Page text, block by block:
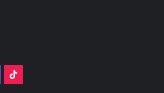
Twitch